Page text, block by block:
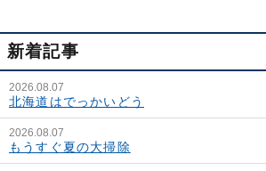
新着記事
2026.08.07
北海道はでっかいどう
2026.08.07
もうすぐ夏の大掃除